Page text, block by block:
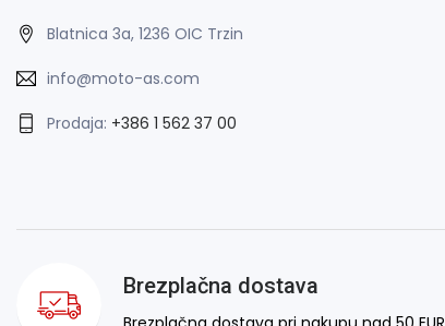
Blatnica 3a, 1236 OIC Trzin
info@moto-as.com
Prodaja: +386 1 562 37 00
Brezplačna dostava